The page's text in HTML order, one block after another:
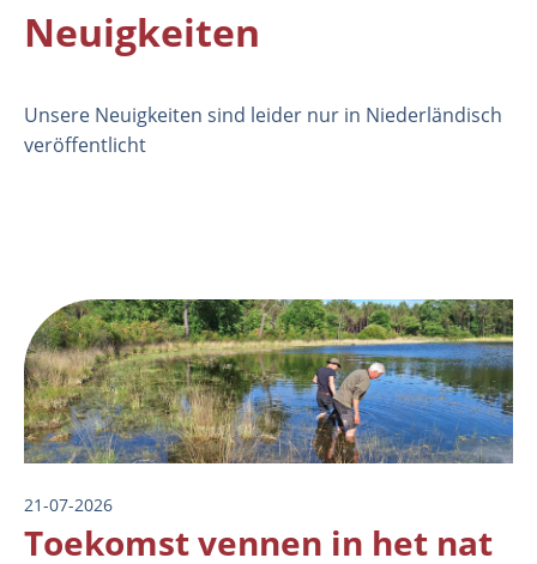
Organisation
Mitarbeiter
Feld- und Laborexperimente
Feldarbeit
Neuigkeiten
Unsere Neuigkeiten sind leider nur in Niederländisch
veröffentlicht
Image
21-07-2026
Toekomst vennen in het nat